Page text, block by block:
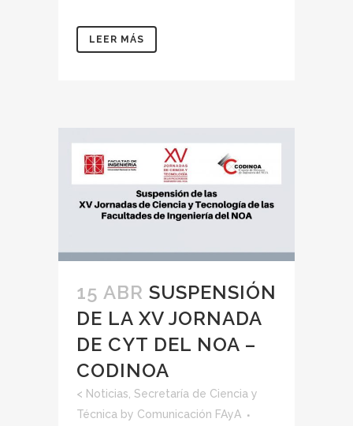
LEER MÁS
15 ABR SUSPENSIÓN
DE LA XV JORNADA
DE CYT DEL NOA –
CODINOA
< Noticias Secretaría de Ciencia y
Técnica by Comunicación FAyA